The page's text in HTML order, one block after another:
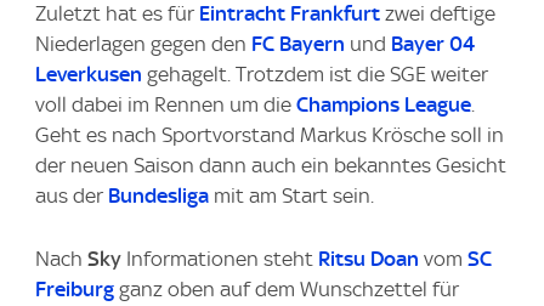
Zuletzt hat es für Eintracht Frankfurt zwei deftige
Niederlagen gegen den FC Bayern und Bayer 04
Leverkusen gehagelt. Trotzdem ist die SGE weiter
voll dabei im Rennen um die Champions League.
Geht es nach Sportvorstand Markus Krösche soll in
der neuen Saison dann auch ein bekanntes Gesicht
aus der Bundesliga mit am Start sein.
Nach Sky Informationen steht Ritsu Doan vom SC
Freiburg ganz oben auf dem Wunschzettel für